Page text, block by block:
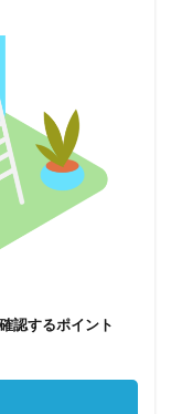
認するポイント